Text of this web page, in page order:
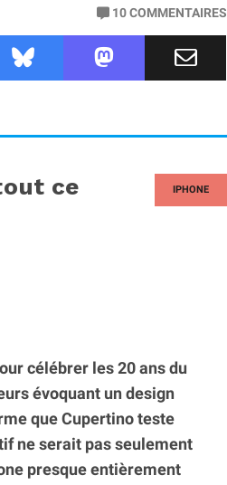
10COMMENTAIRES
IPHONE
ce
célébrer les 20 ans du
évoquant un design
que Cupertino teste
ne serait pas seulement
presque entièrement